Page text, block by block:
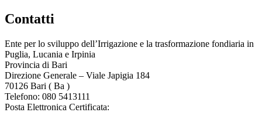
Contatti
Ente per lo sviluppo dell’Irrigazione e la trasformazione fondiaria in
Puglia, Lucania e Irpinia
Provincia di Bari
Direzione Generale – Viale Japigia 184
70126 Bari ( Ba )
Telefono: 080 5413111
Posta Elettronica Certificata: